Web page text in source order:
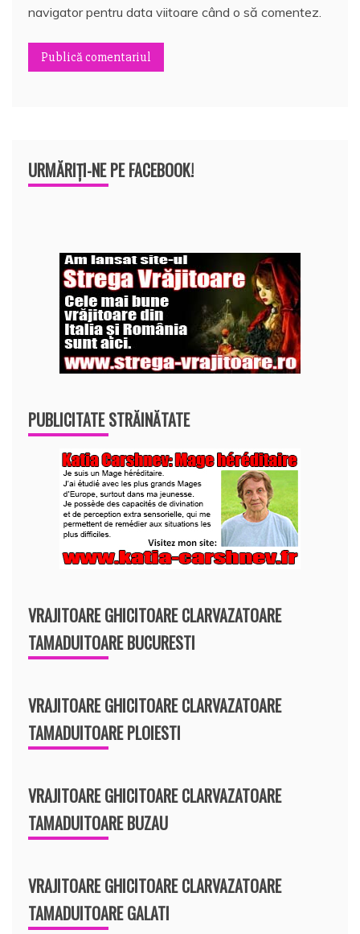
navigator pentru data viitoare când o să comentez.
URMĂRIȚI-NE PE FACEBOOK!
PUBLICITATE STRĂINĂTATE
VRAJITOARE GHICITOARE CLARVAZATOARE
TAMADUITOARE BUCURESTI
VRAJITOARE GHICITOARE CLARVAZATOARE
TAMADUITOARE PLOIESTI
VRAJITOARE GHICITOARE CLARVAZATOARE
TAMADUITOARE BUZAU
VRAJITOARE GHICITOARE CLARVAZATOARE
TAMADUITOARE GALATI